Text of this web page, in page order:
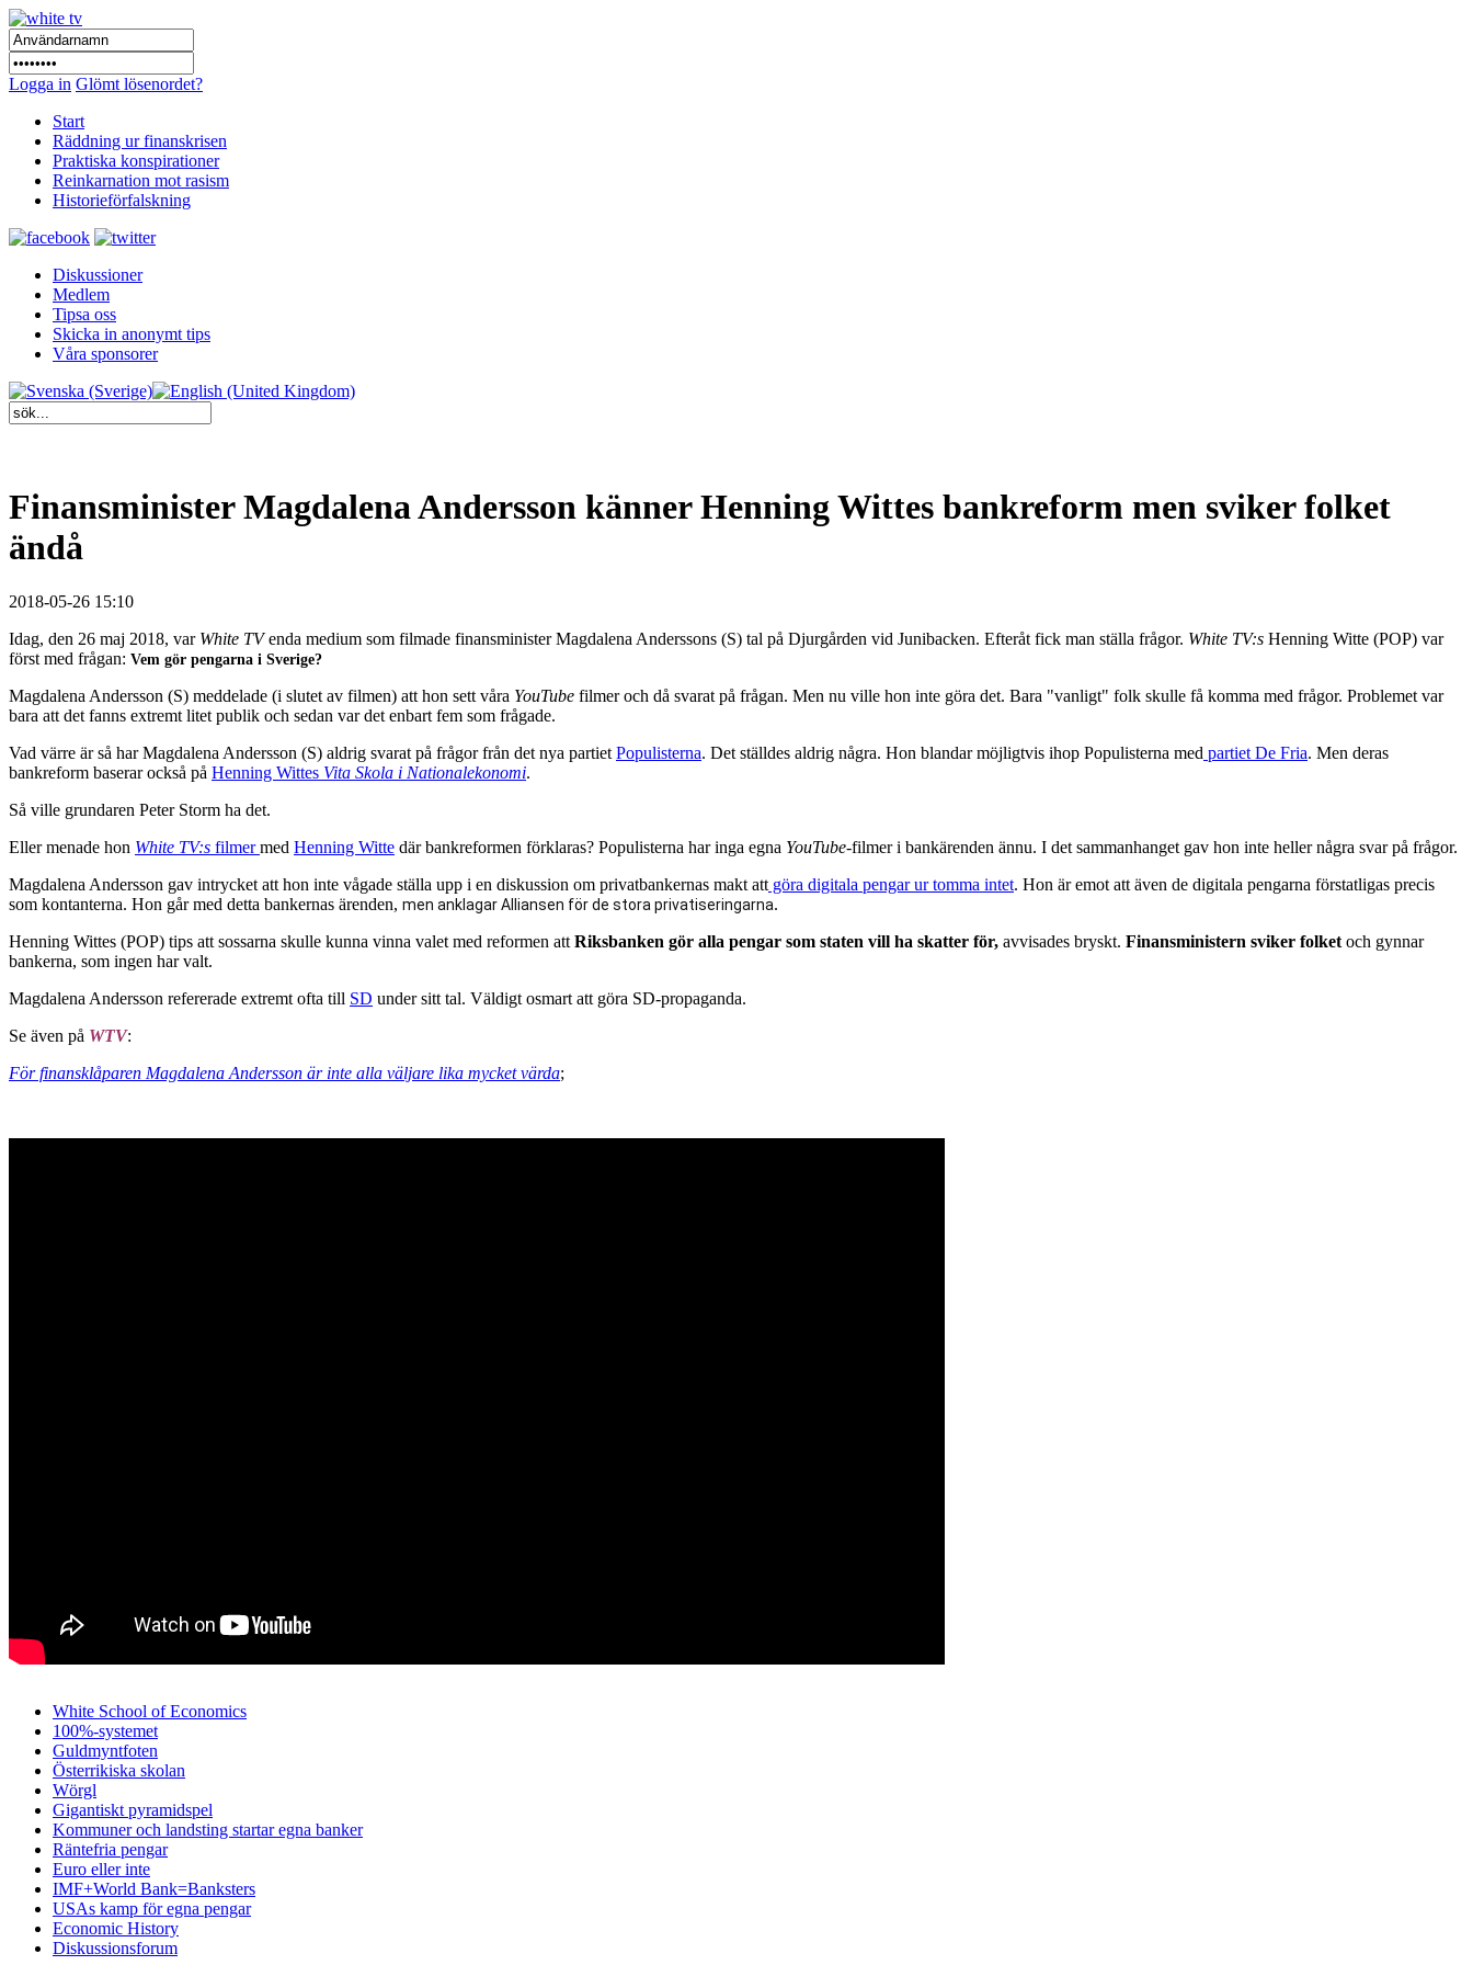
Logga in Glömt lösenordet?
Start
Räddning ur finanskrisen
Praktiska konspirationer
Reinkarnation mot rasism
Historieförfalskning
Diskussioner
Medlem
Tipsa oss
Skicka in anonymt tips
Våra sponsorer
Finansminister Magdalena Andersson känner Henning Wittes bankreform men sviker folket
ändå
2018-05-26 15:10
Idag, den 26 maj 2018, var White TVenda medium som filmade finansminister Magdalena Anderssons (S) tal på Djurgården vid Junibacken. Efteråt fick man ställa frågor. White TV:s Henning Witte (POP) var
först med frågan: Vem gör pengarna i Sverige?
Magdalena Andersson (S) meddelade (i slutet av filmen) att hon sett våra YouTube filmer och då svarat på frågan. Men nu ville hon inte göra det. Bara "vanligt" folk skulle få komma med frågor. Problemet var
bara att det fanns extremt litet publik och sedan var det enbart fem som frågade.
Vad värre är så har Magdalena Andersson (S) aldrig svarat på frågor från det nya partiet Populisterna. Det ställdes aldrig några. Hon blandar möjligtvis ihop Populisterna med partiet De Fria. Men deras
bankreform baserar också på Henning Wittes Vita Skola i Nationalekonomi.
Så ville grundaren Peter Storm ha det.
Eller menade hon White TV:s filmermed Henning Witte där bankreformen förklaras? Populisterna har inga egna YouTube-filmer i bankärenden ännu. I det sammanhanget gav hon inte heller några svar på frågor.
Magdalena Andersson gav intrycket att hon inte vågade ställa upp i en diskussion om privatbankernas makt att göra digitala pengar ur tomma intet. Hon är emot att även de digitala pengarna förstatligas precis
som kontanterna. Hon går med detta bankernas ärenden, men anklagar Alliansen för de stora privatiseringarna.
Henning Wittes (POP) tips att sossarna skulle kunna vinna valet med reformen att Riksbanken gör alla pengar som staten vill ha skatter för, avvisades bryskt. Finansministern sviker folket och gynnar
bankerna, som ingen har valt.
Magdalena Andersson refererade extremt ofta till SD under sitt tal. Väldigt osmart att göra SD-propaganda.
Se även på WTV:
För finansklåparen Magdalena Andersson är inte alla väljare lika mycket värda;
White School of Economics
100%-systemet
Guldmyntfoten
Österrikiska skolan
Wörgl
Gigantiskt pyramidspel
Kommuner och landsting startar egna banker
Räntefria pengar
Euro eller inte
IMF+World Bank=Banksters
USAs kamp för egna pengar
Economic History
Diskussionsforum